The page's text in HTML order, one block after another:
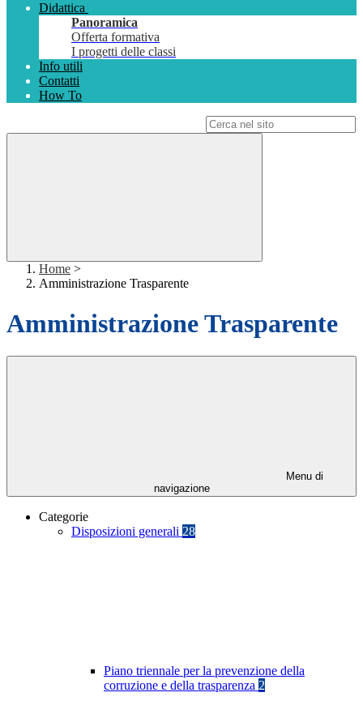
Didattica
Panoramica
Offerta formativa
I progetti delle classi
Info utili
Contatti
How To
Home >
Amministrazione Trasparente
Amministrazione Trasparente
Menu di
navigazione
Categorie
Disposizioni generali 28
Piano triennale per la prevenzione della
corruzione e della trasparenza 2